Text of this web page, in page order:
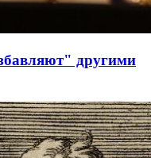
другими